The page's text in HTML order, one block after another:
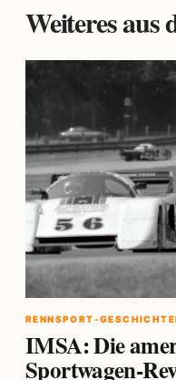
Weiteres aus
RENNSPORT-
IMSA: Die
Sportwagen-